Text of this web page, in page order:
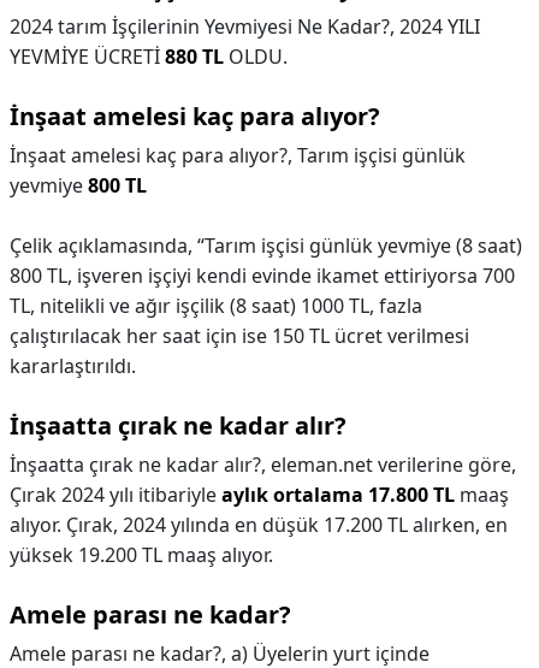
2024 tarım İşçilerinin Yevmiyesi Ne Kadar?, 2024 YILI
YEVMİYE ÜCRETİ880 TL OLDU.
İnşaat amelesi kaç para alıyor?
İnşaat amelesi kaç para alıyor?, Tarım işçisi günlük
yevmiye800 TL
Çelik açıklamasında, “Tarım işçisi günlük yevmiye (8 saat)
800 TL, işveren işçiyi kendi evinde ikamet ettiriyorsa 700
TL, nitelikli ve ağır işçilik (8 saat) 1000 TL, fazla
çalıştırılacak her saat için ise 150 TL ücret verilmesi
kararlaştırıldı.
İnşaatta çırak ne kadar alır?
İnşaatta çırak ne kadar alır?, eleman.net verilerine göre,
Çırak 2024 yılı itibariyleaylık ortalama 17.800 TL maaş
alıyor. Çırak, 2024 yılında en düşük 17.200 TL alırken, en
yüksek 19.200 TL maaş alıyor.
Amele parası ne kadar?
Amele parası ne kadar?, a) Üyelerin yurt içinde